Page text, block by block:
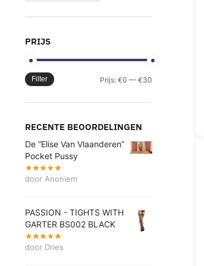
PRIJS
Filter Prijs:€0 —€30
RECENTE BEOORDELINGEN
De “Elise Van Vlaanderen”
Pocket Pussy
door Anoniem
PASSION - TIGHTS WITH
GARTER BS002 BLACK
door Dries